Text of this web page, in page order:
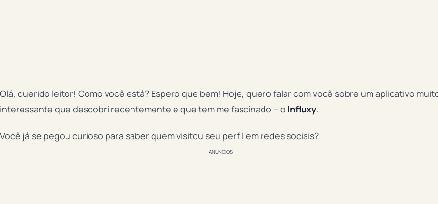
Olá, querido leitor! Como você está? Espero que bem! Hoje, quero falar com você sobre um aplicativo
interessante que descobri recentemente e que tem me fascinado – o Influxy.
Você já se pegou curioso para saber quem visitou seu perfil em redes sociais?
ANÚNCIOS